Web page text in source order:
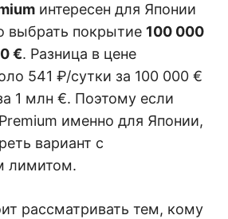
интересен для Японии
выбрать покрытие 100 000
€. Разница в цене
541 ₽/сутки за 100 000 €
1 млн €. Поэтому если
именно для Японии,
вариант с
лимитом.
рассматривать тем, кому